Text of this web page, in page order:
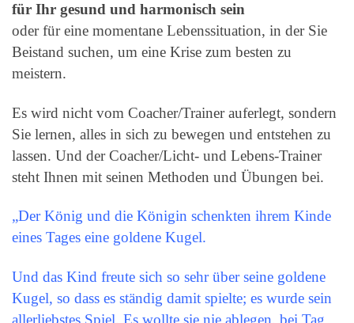
für Ihr gesund und harmonisch sein
oder für eine momentane Lebenssituation, in der Sie
Beistand suchen, um eine Krise zum besten zu
meistern.
Es wird nicht vom Coacher/Trainer auferlegt, sondern
Sie lernen, alles in sich zu bewegen und entstehen zu
lassen. Und der Coacher/Licht- und Lebens-Trainer
steht Ihnen mit seinen Methoden und Übungen bei.
„Der König und die Königin schenkten ihrem Kinde
eines Tages eine goldene Kugel.
Und das Kind freute sich so sehr über seine goldene
Kugel, so dass es ständig damit spielte; es wurde sein
allerliebstes Spiel. Es wollte sie nie ablegen, bei Tag